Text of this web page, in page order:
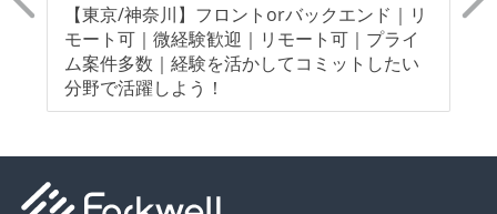
【東京/神奈川】フロントorバックエンド｜リ
モート可｜微経験歓迎｜リモート可｜プライ
ム案件多数｜経験を活かしてコミットしたい
分野で活躍しよう！